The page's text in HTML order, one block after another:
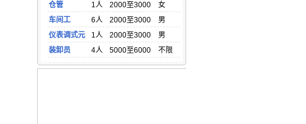
仓管 1人 2000至3000
女
车间工
6人 2000至3000
男
仪表调式元
1人 2000至3000
男
装卸员
4人 5000至6000 不限